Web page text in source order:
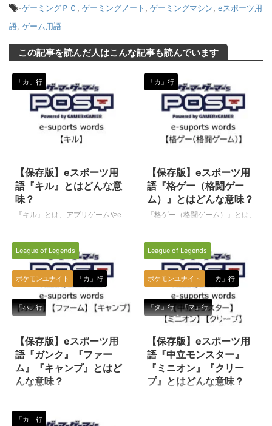
-ゲーミングＰＣ , ゲーミングノート , ゲーミングマシン, eスポーツ用
語, ゲーム用語
この記事を読んだ人はこんな記事も読んでいます
「カ」行
【保存版】eスポーツ用
語『キル』とはどんな意
味？
『キル』とは、アプリゲームやe
す。（下に続く） キル 対戦ゲー
ムやeスポーツ種目（ゲームタイ
トル）で敵を倒すことを、英語の
Kill（殺す、倒す）を語源とし
て、eスポーツ選手（プレイヤ
ー）やゲーマーの間で使われてい
特にFPSやTPSにおいて使われる
ことが多いようです。 様々な種
目（タイトル）やゲームで使用さ
れるワードなので、色々な使われ
方がされますが、例えば… ソロキ
ァーストキル キ ...
「カ」行
【保存版】eスポーツ用
語『格ゲー（格闘ゲー
ム）』とはどんな意味？
『格ゲー（格闘ゲーム）』とは、
語として使われています。（下に
続く） 格ゲー（格闘ゲーム） 格
闘技もしくはそれに準ずるものを
テーマとした対戦型格闘ゲームの
総称です。 原則として対戦は1対
1で行われるゲームの事を指しま
す。 とにかく格ゲーといえば、
日本のゲームシーンにとって欠か
せない存在と言えるほど熱狂的な
ファンを有するゲームのメインカ
テゴリーの一つですね！ ただ、
比較的古くからのゲームプレイヤ
League of Legends
ポケモンユナイト 「カ」行
「ハ」行
【保存版】eスポーツ用
語『ガンク』『ファー
ム』『キャンプ』とはど
んな意味？
つである『リーグオブレジェンド
League of Legends
ポケモンユナイト 「カ」行
「タ」行
「マ」行
2021/7/29
【保存版】eスポーツ用
語『中立モンスター』
『ミニオン』『クリー
プ』とはどんな意味？
「カ」行